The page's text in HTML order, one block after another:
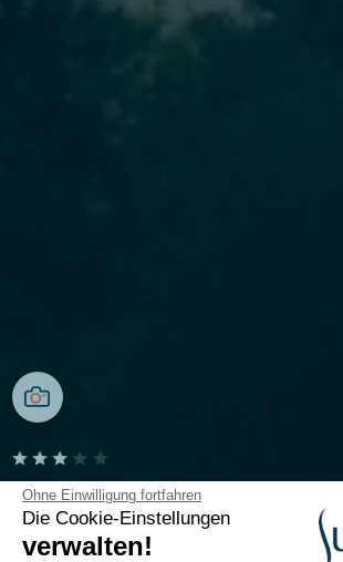
Ohne Einwilligung fortfahren
Die Cookie-Einstellungen
verwalten!
Camping U Livanti
Südkorsika, Propriano